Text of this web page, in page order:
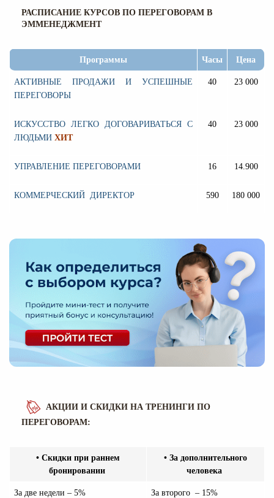
РАСПИСАНИЕ КУРСОВ ПО ПЕРЕГОВОРАМ В
ЭММЕНЕДЖМЕНТ
Программы Часы Цена
АКТИВНЫЕ ПРОДАЖИ И УСПЕШНЫЕ
ПЕРЕГОВОРЫ
40 23 000
ИСКУССТВО ЛЕГКО ДОГОВАРИВАТЬСЯ С
ЛЮДЬМИ ХИТ
40 23 000
УПРАВЛЕНИЕ ПЕРЕГОВОРАМИ 16 14.900
КОММЕРЧЕСКИЙ ДИРЕКТОР 590 180 000
АКЦИИ И СКИДКИ НА ТРЕНИНГИ ПО
ПЕРЕГОВОРАМ:
• Скидки при раннем
бронировании
• За дополнительного
человека
За две недели – 5% За второго – 15%